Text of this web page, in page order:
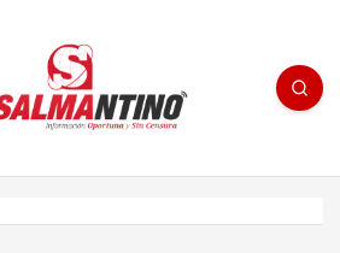
- medios/noticias/editorial